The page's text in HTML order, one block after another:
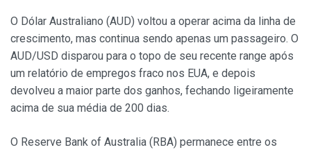
O Dólar Australiano (AUD) voltou a operar acima da linha de
crescimento, mas continua sendo apenas um passageiro. O
AUD/USD disparou para o topo de seu recente range após
um relatório de empregos fraco nos EUA, e depois
devolveu a maior parte dos ganhos, fechando ligeiramente
acima de sua média de 200 dias.
O Reserve Bank of Australia (RBA) permanece entre os